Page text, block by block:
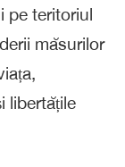
pe teritoriul
măsurilor
libertățile